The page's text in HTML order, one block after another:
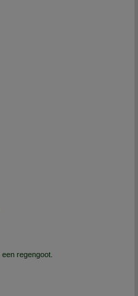
regengoot.